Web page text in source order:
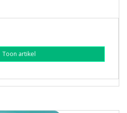
Toon artikel